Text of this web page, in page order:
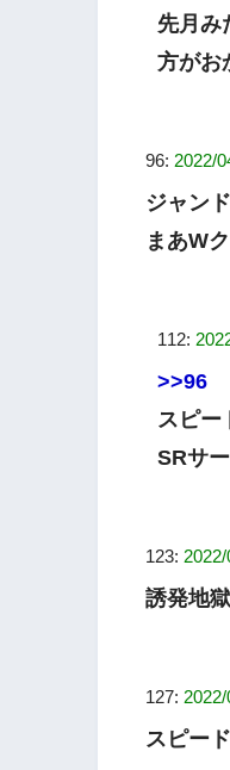
先月み
方がお
96: 2022/
ジャン
まあW
112:
>>96
スピー
SRサ
123:
誘発地
127:
スピー